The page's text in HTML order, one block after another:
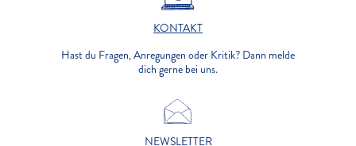
KONTAKT
Hast du Fragen, Anregungen oder Kritik? Dann melde
dich gerne bei uns.
NEWSLETTER